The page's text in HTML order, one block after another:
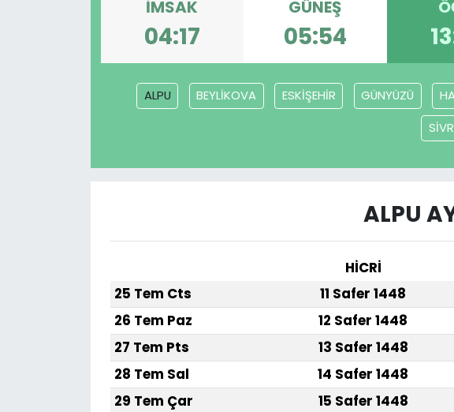
İMSAK
04:17
GÜNEŞ
05:54
ALPU BEYLİKOVA ESKİŞEHİR GÜNYÜZÜ
ALPU
HİCRİ
25 Tem Cts
11 Safer 1448
26 Tem Paz
12 Safer 1448
27 Tem Pts
13 Safer 1448
28 Tem Sal
14 Safer 1448
29 Tem Çar
15 Safer 1448
KÜLTÜR SANAT
MAGAZİN
YEREL POLİTİKA
YEREL YÖNETİMLER